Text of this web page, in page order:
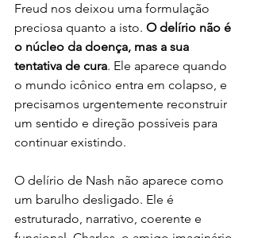
Freud nos deixou uma formulação
preciosa quanto a isto. O delírio não é
o núcleo da doença, mas a sua
tentativa de cura. Ele aparece quando
o mundo icônico entra em colapso, e
precisamos urgentemente reconstruir
um sentido e direção possíveis para
continuar existindo.
O delírio de Nash não aparece como
um barulho desligado. Ele é
estruturado, narrativo, coerente e